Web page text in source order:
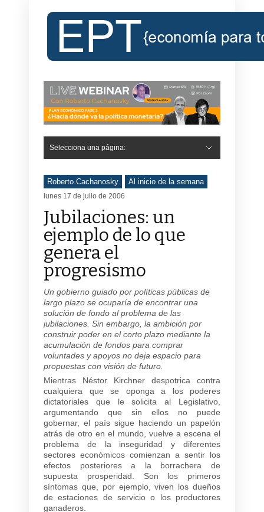
Selecciona una página:
Roberto Cachanosky Al inicio de la semana
lunes 17 de julio de 2006
Jubilaciones: un
ejemplo de lo que
genera el
progresismo
Un gobierno guiado por políticas públicas de
largo plazo se ocuparía de encontrar una
solución de fondo al problema de las
jubilaciones. Sin embargo, la ambición por
construir poder en el corto plazo mediante la
acumulación de fondos para comprar
voluntades y apoyos no deja espacio para
propuestas con visión de futuro.
Mientras Néstor Kirchner despotrica contra
cualquiera que se oponga a los poderes
dictatoriales que le solicita al Legislativo,
argumentando que sin ellos no puede
gobernar, el país sigue haciendo un papelón
atrás de otro en el mundo, vuelve a escena el
problema de la inseguridad y diferentes
sectores económicos comienzan a sentir los
efectos posteriores a la borrachera de
supuesta prosperidad. Son los primeros
síntomas que, por ejemplo, viven los dueños
de estaciones de servicio o los productores
ganaderos.